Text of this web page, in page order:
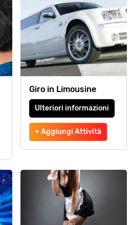
Giro in Limousine
Ulteriori informazioni
+ Aggiungi Attività